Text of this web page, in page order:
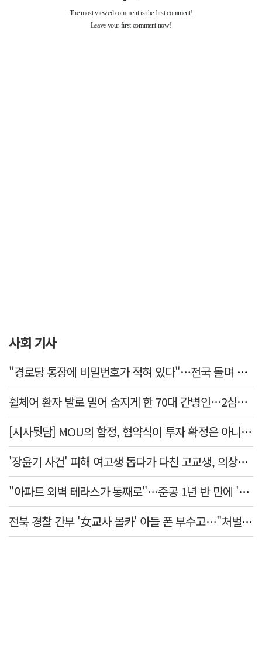
사회 기사
"경로당 통장에 비밀번호가 적혀 있다"…전국 돌며 경로당 13곳 턴 30대 구속
휠체어 환자 발로 밀어 숨지게 한 70대 간병인…2심도 집행유예
[시사뒷담] MOU의 함정, 협약식이 투자 확정은 아니긴 해
'장윤기 사건' 피해 여고생 돕다가 다친 고교생, 의상자 인정
"아파트 외벽 테라스가 통째로"…준공 1년 반 만에 '아찔 사고'
전북 경찰 간부 '女교사 몰카' 아들 폰 부수고…"처벌 못하는 사안" 내부망에 글